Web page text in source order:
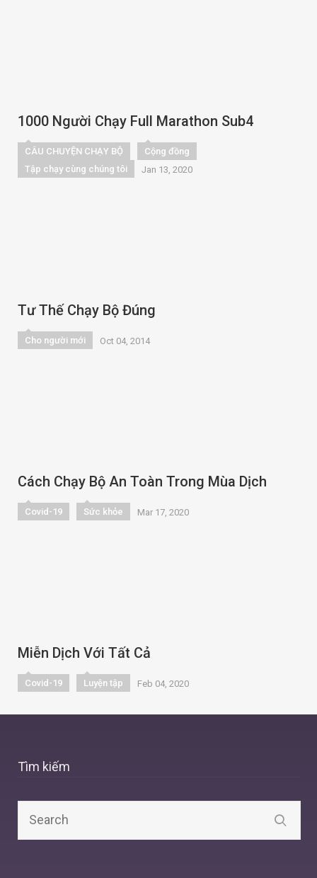
1000 Người Chạy Full Marathon Sub4
CÂU CHUYỆN CHẠY BỘ
Cộng đồng
Tập chạy cùng chúng tôi
Jan 13, 2020
Tư Thế Chạy Bộ Đúng
Cho người mới Oct 04, 2014
Cách Chạy Bộ An Toàn Trong Mùa Dịch
Covid-19 Sức khỏe Mar 17, 2020
Miễn Dịch Với Tất Cả
Covid-19 Luyện tập Feb 04, 2020
Tìm kiếm